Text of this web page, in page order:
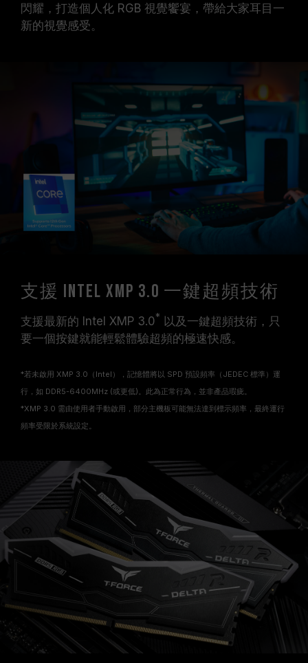
閃耀，打造個人化 RGB 視覺饗宴，帶給大家耳目一
新的視覺感受。
支援 Intel XMP 3.0 一鍵超頻技術
支援最新的 Intel XMP 3.0* 以及一鍵超頻技術，只
要一個按鍵就能輕鬆體驗超頻的極速快感。
*若未啟用 XMP 3.0（Intel），記憶體將以 SPD 預設頻率（JEDEC 標準）運
行，如 DDR5-6400MHz (或更低)。此為正常行為，並非產品瑕疵。
*XMP 3.0 需由使用者手動啟用，部分主機板可能無法達到標示頻率，最終運行
頻率受限於系統設定。